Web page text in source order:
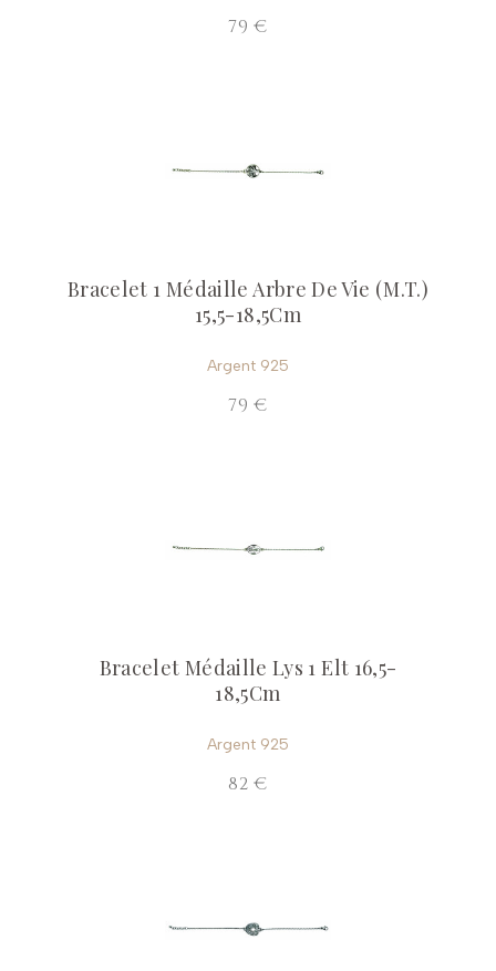
79 €
Bracelet 1 Médaille Arbre De Vie (M.T.)
15,5-18,5Cm
Argent 925
79 €
Bracelet Médaille Lys 1 Elt 16,5-
18,5Cm
Argent 925
82 €